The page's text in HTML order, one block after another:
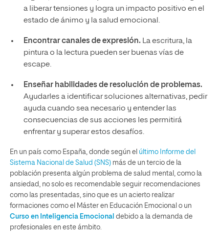
a liberar tensiones y logra un impacto positivo en el
estado de ánimo y la salud emocional.
Encontrar canales de expresión. La escritura, la
pintura o la lectura pueden ser buenas vías de
escape.
Enseñar habilidades de resolución de problemas.
Ayudarles a identificar soluciones alternativas, pedir
ayuda cuando sea necesario y entender las
consecuencias de sus acciones les permitirá
enfrentar y superar estos desafíos.
En un país como España, donde según el último Informe del
Sistema Nacional de Salud (SNS) más de un tercio de la
población presenta algún problema de salud mental, como la
ansiedad, no solo es recomendable seguir recomendaciones
como las presentadas, sino que es un acierto realizar
formaciones como el Máster en Educación Emocional o un
Curso en Inteligencia Emocional debido a la demanda de
profesionales en este ámbito.